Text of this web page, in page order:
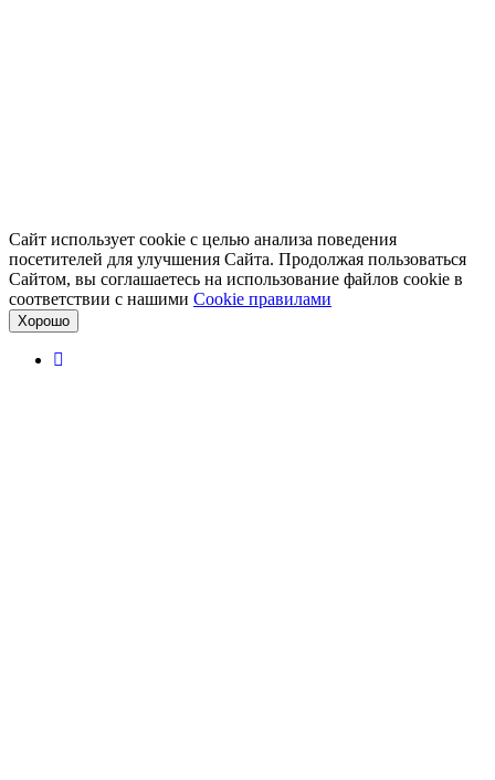
Сайт использует cookie с целью анализа поведения
посетителей для улучшения Сайта. Продолжая пользоваться
Сайтом, вы соглашаетесь на использование файлов cookie в
соответствии с нашими Cookiе правилами
Хорошо